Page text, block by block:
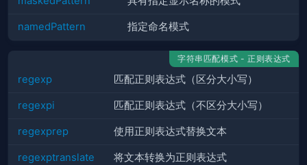
namedPattern 指定命名模式
字符串匹配模式 - 正则表达式
regexp 匹配正则表达式（区分大小写）
regexpi 匹配正则表达式（不区分大小写）
regexprep 使用正则表达式替换文本
regexptranslate 将文本转换为正则表达式